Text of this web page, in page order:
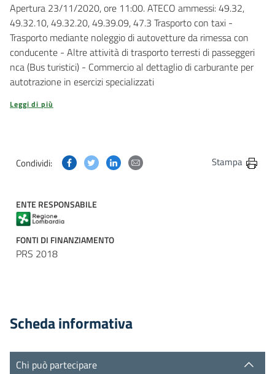
Apertura 23/11/2020, ore 11:00. ATECO ammessi: 49.32,
49.32.10, 49.32.20, 49.39.09, 47.3 Trasporto con taxi -
Trasporto mediante noleggio di autovetture da rimessa con
conducente - Altre attività di trasporto terresti di passeggeri
nca (Bus turistici) - Commercio al dettaglio di carburante per
autotrazione in esercizi specializzati
Leggi di più
Condividi: Condividi questa pagina su Facebook
Condividi questa pagina su Twitter
Condividi questa pagina su Linkedin
Condividi questa pagina via
Stampa
ENTE RESPONSABILE
FONTI DI FINANZIAMENTO
PRS 2018
Scheda informativa
Chi può partecipare